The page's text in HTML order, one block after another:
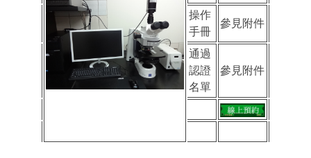
操作
手冊
參見附件
通過
認證
名單
參見附件